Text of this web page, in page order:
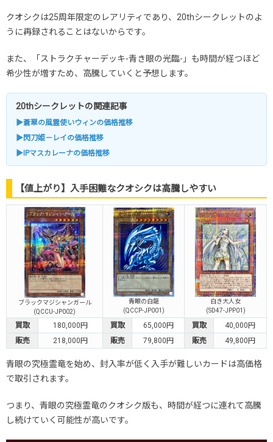
クオシクは25周年限定のレアリティであり、20thシークレットのよ
うに再録されることはないからです。
また、「ストラクチャーデッキ-青き眼の光臨-」も時間が経つほど
希少性が増すため、高騰していくと予想します。
20thシークレットの関連記事
▶蒼翠の風霊使いウィンの価格推移
▶閃刀姫－レイの価格推移
▶IPマスカレーナの価格推移
【値上がり】入手困難なクオシクは高騰しやすい
ブラックマジシャンガール
(QCCU-JP002)
青眼の白龍
(QCCP-JP001)
白き大人女
(SD47-JPP01)
買取 180,000円 買取 65,000円 買取
40,000円
販売
218,000円 販売 79,800円 販売 49,800円
青眼の究極霊竜を始め、封入率が低く入手が難しいカードは高価格
で取引されます。
つまり、青眼の究極霊竜のクオシク版も、時間が経つに連れて高騰
し続けていく可能性が高いです。